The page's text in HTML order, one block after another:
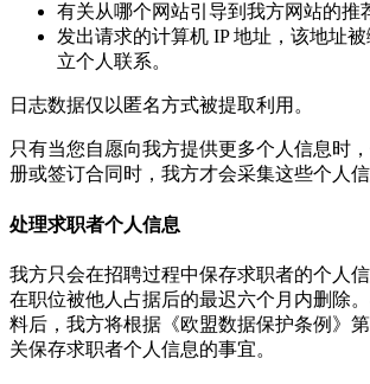
有关从哪个网站引导到我方网站的推
发出请求的计算机 IP 地址，该地址
立个人联系。
日志数据仅以匿名方式被提取利用。
只有当您自愿向我方提供更多个人信息时
册或签订合同时，我方才会采集这些个人信
处理求职者个人信息
我方只会在招聘过程中保存求职者的个人
在职位被他人占据后的最迟六个月内删除
料后，我方将根据《欧盟数据保护条例》
关保存求职者个人信息的事宜。